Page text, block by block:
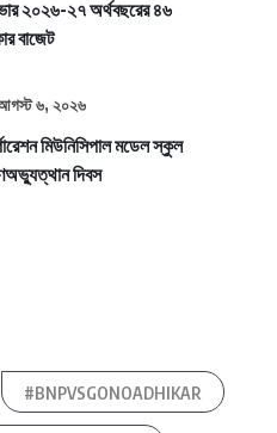
২০২৬-২৭ অর্থবছরের ৪৬
বাজেট
৬, ২০২৬
মিউনিসিপাল মডেল স্কুল
দিবস
#BNPVSGONOADHIKAR